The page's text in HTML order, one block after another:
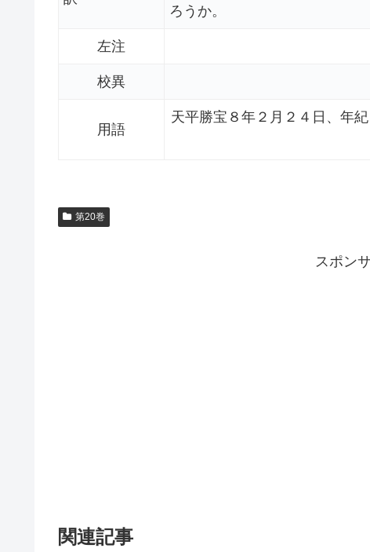
ろうか。
左注
校異
用語
天平勝宝８年２月２４日、年
第20巻
スポン
関連記事